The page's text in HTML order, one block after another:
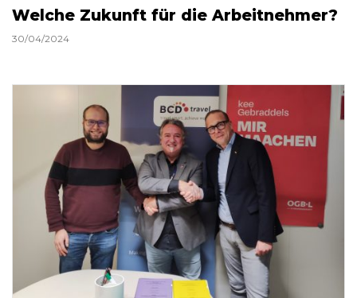
Welche Zukunft für die Arbeitnehmer?
30/04/2024